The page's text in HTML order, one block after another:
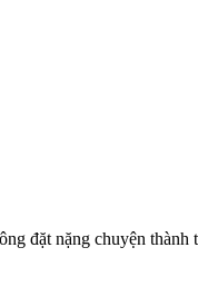
đặt nặng chuyện thành